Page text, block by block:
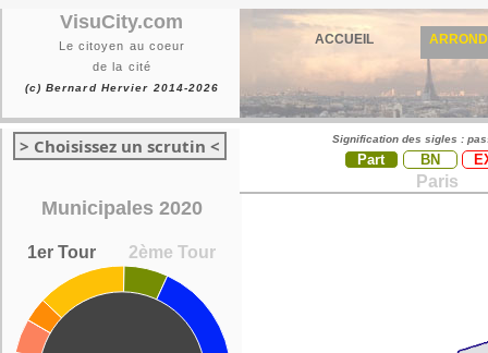
VisuCity.com
Le citoyen au coeur
de la cité
(c) Bernard Hervier 2014-2026
ACCUEIL
> Choisissez un scrutin <
Municipales 2020
1er Tour 2ème Tour
Signification des sigles :
Part BN
Paris